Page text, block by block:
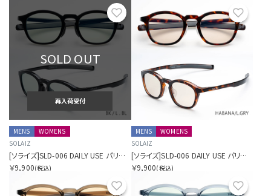
お気に入り
SOLD OUT
再入荷受付
MENS
WOMENS
SOLAIZ
[ソライズ]SLD-006 DAILY USE パリジャン
￥9,900(税込)
MENS
WOMENS
SOLAIZ
[ソライズ]SLD-006 DAILY USE パリジャン
￥9,900(税込)
お気に入り